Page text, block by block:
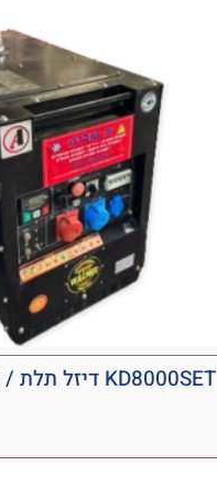
KD8000SET דיזל תלת / חד פאזי